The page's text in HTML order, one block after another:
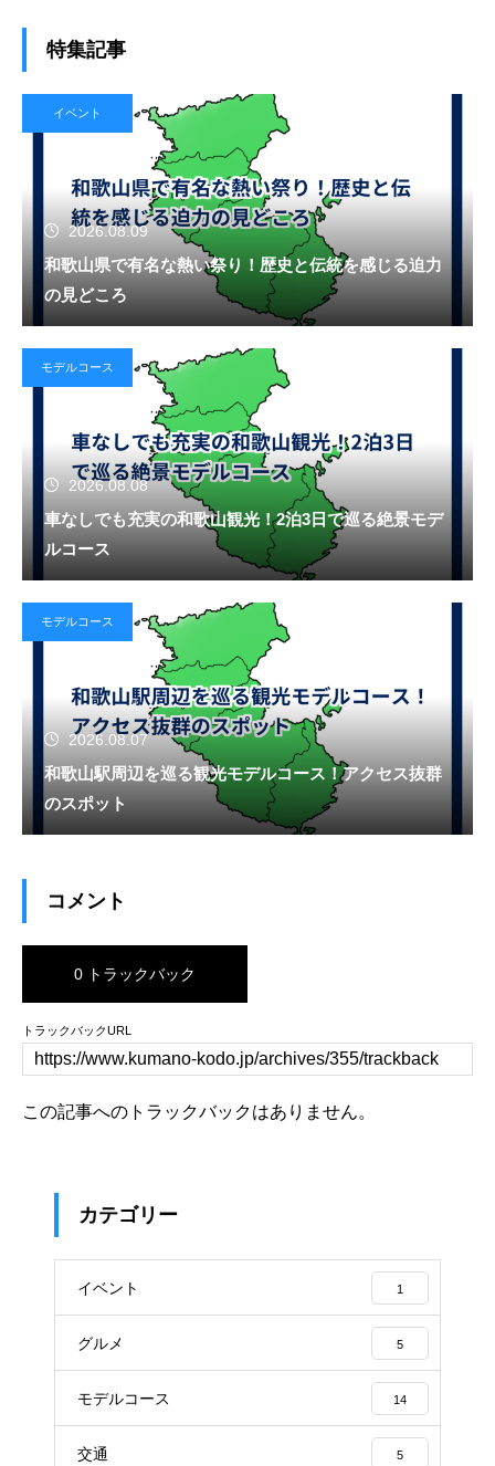
特集記事
イベント
2026.08.09
和歌山県で有名な熱い祭り！歴史と伝統を感じる迫力
の見どころ
モデルコース
2026.08.08
車なしでも充実の和歌山観光！2泊3日で巡る絶景モデ
ルコース
モデルコース
2026.08.07
和歌山駅周辺を巡る観光モデルコース！アクセス抜群
のスポット
コメント
0 トラックバック
トラックバックURL
この記事へのトラックバックはありません。
カテゴリー
イベント 1
グルメ 5
モデルコース 14
交通 5